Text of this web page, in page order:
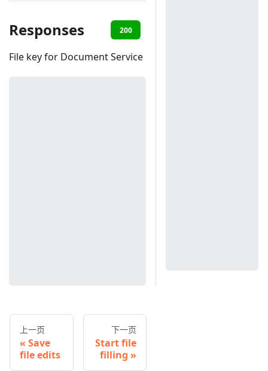
Responses 200
File key for Document Service
上一页
Save
file edits
下一页
Start file
filling